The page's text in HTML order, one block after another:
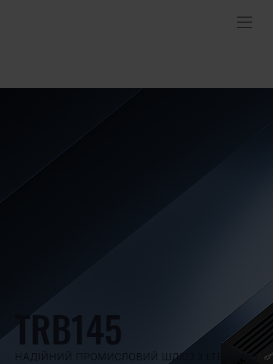
TRB145
НАДІЙНИЙ ПРОМИСЛОВИЙ ШЛЮЗ З LTE RS485